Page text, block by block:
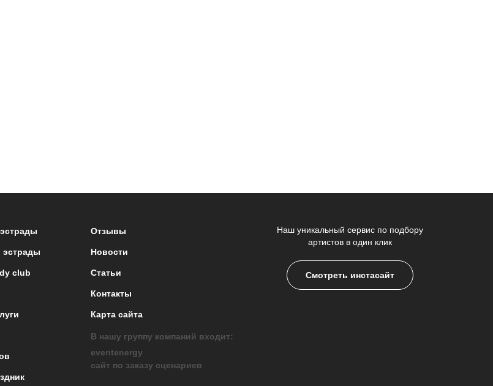
эстрады
club
Отзывы
Новости
Статьи
Контакты
Карта сайта
Наш уникальный сервис по подбору
артистов в один клик
Смотреть инстасайт
В нашу группу компаний входит:
eventenergy
сайт по заказу сценариев